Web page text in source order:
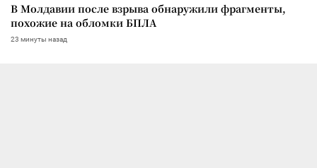
В Молдавии после взрыва обнаружили фрагменты,
похожие на обломки БПЛА
23 минуты назад